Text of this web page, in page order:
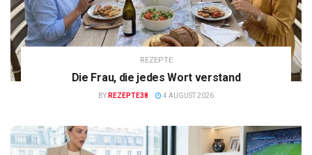
REZEPTE
Die Frau, die jedes Wort verstand
BY REZEPTE38 4 AUGUST 2026